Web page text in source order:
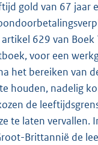
gold van 67 jaar
629 van Boek
voor een
het bereiken van
houden, nadelig
de
te laten vervallen.
Brittannië de